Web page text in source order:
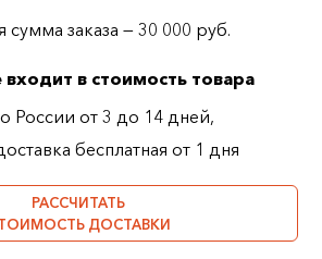
заказа — 30 000 руб.
входит в стоимость товара
России от 3 до 14 дней,
бесплатная от 1 дня
РАССЧИТАТЬ
ДОСТАВКИ